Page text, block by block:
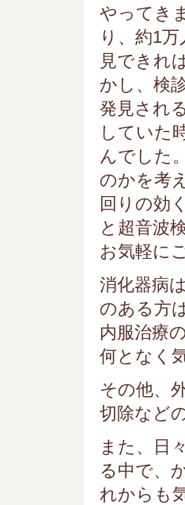
やってき
り、約1
見できれ
かし、検
発見され
していた
んでした
のかを考
回りの効
と超音波
お気軽に
消化器病
のある方
内服治療
何となく
その他、
切除など
また、日
る中で、
れからも